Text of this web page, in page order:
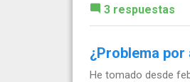
3 respuestas
¿Problema
He tomado desde